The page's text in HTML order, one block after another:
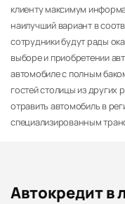
клиенту максимум
наилучший вариант в
сотрудники будут рады
выборе и приобретении
автомобиле с полным
гостей столицы из
отравить автомобиль в
специализированным
Автокредит в